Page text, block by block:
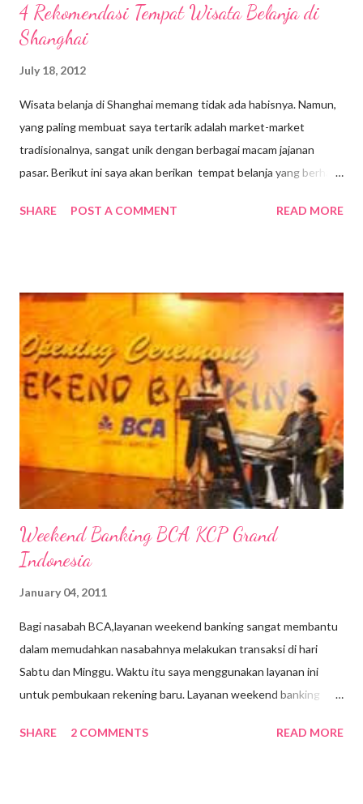
4 Rekomendasi Tempat Wisata Belanja di
Shanghai
July 18, 2012
Wisata belanja di Shanghai memang tidak ada habisnya. Namun,
yang paling membuat saya tertarik adalah market-market
tradisionalnya, sangat unik dengan berbagai macam jajanan
pasar. Berikut ini saya akan berikan tempat belanja yang berhasil
teman. Mari follow my journey di bawah ini ya :) Nanjing Road
Barat. Nanjing Rd Timur paling dekat dengan The Bund,
sedangkan Nanjing Rd Barat dekat dengan People's Square.
Pada siang hari, Nanjing Road penuh menggeliat dengan riuhnya
para pengunjung. Outlet-outlet disepanjang jalan menawarkan
merek-merek terkenal yang tak terhitung jumlahnya dengan
kualitas yang bagus tentunya. Nanjing Road memang pusat
perbelanjaan modern dengan tetap menyajikan konsep
tradisional. Terbukti deng...
SHARE POST A COMMENT READ MORE
Weekend Banking BCA KCP Grand
Indonesia
January 04, 2011
Bagi nasabah BCA,layanan weekend banking sangat membantu
dalam memudahkan nasabahnya melakukan transaksi di hari
Sabtu dan Minggu. Waktu itu saya menggunakan layanan ini
untuk pembukaan rekening baru. Layanan weekend banking
dua lokasi,yaitu KCP Grand Indonesia dan KCP Pondok Indah
SHARE 2 COMMENTS READ MORE